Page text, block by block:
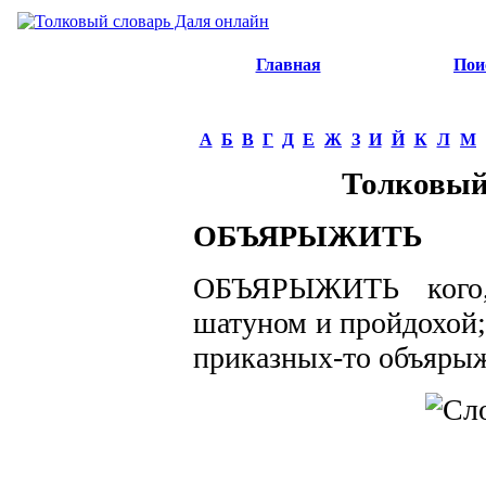
Главная
А Б В Г Д Е Ж З И Й К Л М
ОБЪЯРЫЖИТЬ
ОБЪЯРЫЖИТЬ кого,
шатуном и
приказных-то